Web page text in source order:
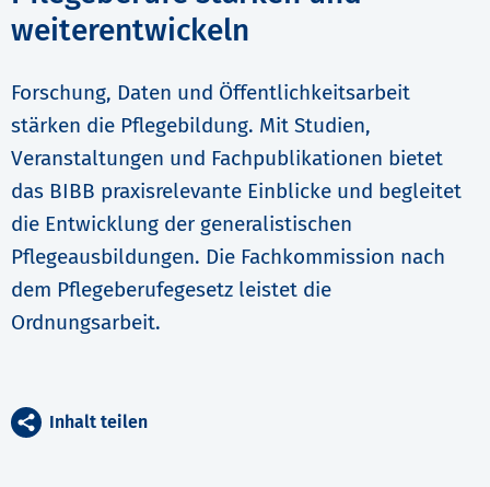
weiterentwickeln
Forschung, Daten und Öffentlichkeitsarbeit
stärken die Pflegebildung. Mit Studien,
Veranstaltungen und Fachpublikationen bietet
das BIBB praxisrelevante Einblicke und begleitet
die Entwicklung der generalistischen
Pflegeausbildungen. Die Fachkommission nach
dem Pflegeberufegesetz leistet die
Ordnungsarbeit.
Inhalt teilen